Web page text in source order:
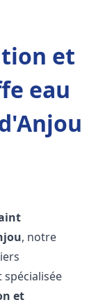
et
eau
, notre
spécialisée
et